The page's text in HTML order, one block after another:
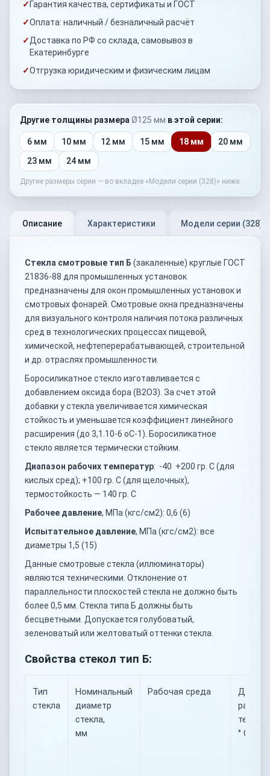
✓ Гарантия качества, сертификаты и ГОСТ
✓Оплата: наличный / безналичный расчёт
✓Доставка по РФ со склада, самовывоз в
Екатеринбурге
✓Отгрузка юридическим и физическим лицам
Другие толщины размера Ø125 мм в этой серии:
6 мм 10 мм 12 мм 15 мм 18 мм
20 мм
23 мм
24 мм
Другие размеры серии — во вкладке «Модели серии (328)» ниже.
Описание Характеристики Модели серии (328)
Стекла смотровые тип Б (закаленные) круглые ГОСТ
21836-88 для промышленных установок
предназначены для окон промышленных установок и
смотровых фонарей. Смотровые окна предназначены
для визуального контроля наличия потока различных
сред в технологических процессах пищевой,
химической, нефтеперерабатывающей, строительной
и др. отраслях промышленности.
Боросиликатное стекло изготавливается с
добавлением оксида бора (B2O3). За счет этой
добавки у стекла увеличивается химическая
стойкость и уменьшается коэффициент линейного
расширения (до 3,1.10-6 оС-1). Боросиликатное
стекло является термически стойким.
Диапазон рабочих температур: -40 +200 гр. С (для
кислых сред); +100 гр. С (для щелочных),
термостойкость — 140 гр. С
Рабочее давление, МПа (кгс/см2): 0,6 (6)
Испытательное давление, МПа (кгс/см2): все
диаметры 1,5 (15)
Данные смотровые стекла (иллюминаторы)
являются техническими. Отклонение от
параллельности плоскостей стекла не должно быть
более 0,5 мм. Стекла типа Б должны быть
бесцветными. Допускается голубоватый,
зеленоватый или желтоватый оттенки стекла.
Свойства стекол тип Б:
Тип
стекла
Номинальный
диаметр
стекла,
мм
Рабочая среда
° С